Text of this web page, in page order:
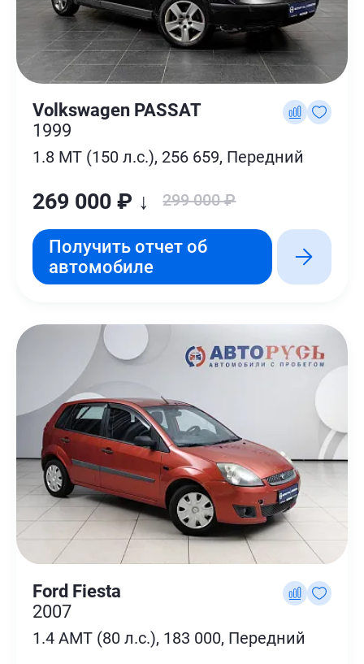
Volkswagen PASSAT
1999
1.8 MT (150 л.с.), 256 659, Передний
269 000 ₽ ↓ 299 000 ₽
Получить отчет об
автомобиле
Ford Fiesta
2007
1.4 AMT (80 л.с.), 183 000, Передний